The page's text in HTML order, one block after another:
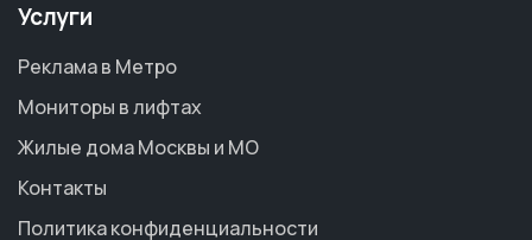
Услуги
Реклама в Метро
Мониторы в лифтах
Жилые дома Москвы и МО
Контакты
Политика конфиденциальности